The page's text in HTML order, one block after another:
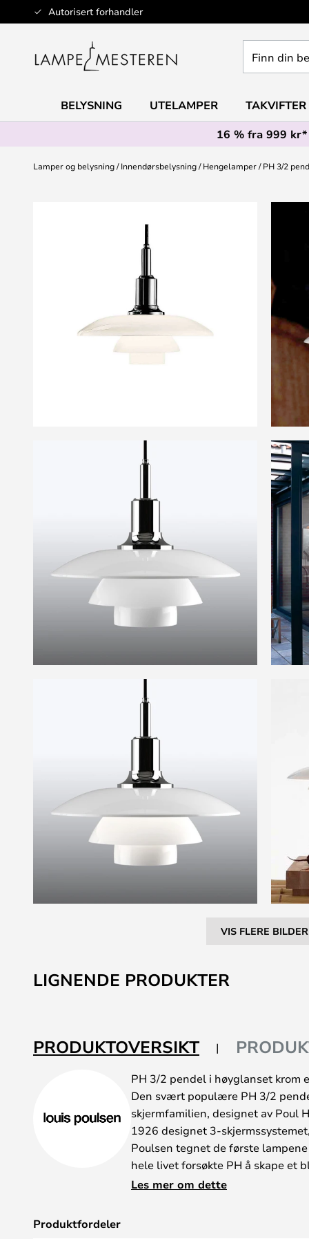
Autorisert forhandler
Hopp
til
din
BELYSNING UTELAMPER TAKVIFTER
16 % fra 999 kr*
Lamper og belysning Innendørsbelysning Hengelamper PH 3/2
VIS FLERE BILDER
til
begynnelsen
LIGNENDE PRODUKTER
PRODUKTOVERSIKT
PH 3/2 pendel i høyglanset krom
Den svært populære PH 3/2
skjermfamilien, designet av Poul
1926 designet 3-
Poulsen tegnet de første
hele livet forsøkte PH å skape et
rettes dit man trengte det og som
Les mer om dette
Produktfordeler